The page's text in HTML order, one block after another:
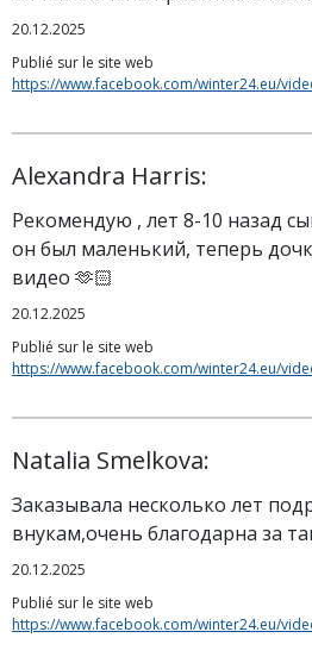
20.12.2025
Publié sur le site web
https://www.facebook.com/winter24.eu/
Alexandra Harris:
Рекомендую , лет 8-10 назад
он был маленький, теперь
видео 🫶🏻
20.12.2025
Publié sur le site web
https://www.facebook.com/winter24.eu/
Natalia Smelkova:
Заказывала несколько лет
внукам,очень благодарна за
20.12.2025
Publié sur le site web
https://www.facebook.com/winter24.eu/